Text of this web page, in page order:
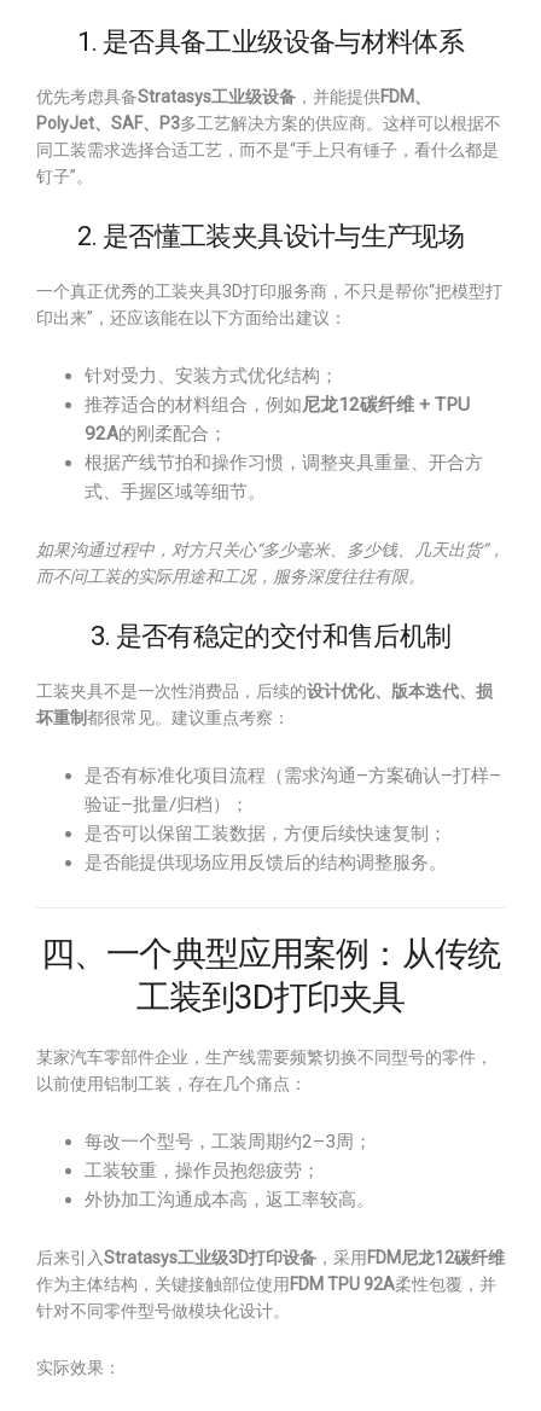
1. 是否具备工业级设备与材料体系
优先考虑具备Stratasys工业级设备 ，并能提供FDM、
PolyJet、SAF、P3多工艺解决方案的供应商。这样可以根据不
同工装需求选择合适工艺，而不是“手上只有锤子，看什么都是
钉子”。
2. 是否懂工装夹具设计与生产现场
一个真正优秀的工装夹具3D打印服务商，不只是帮你“把模型打
印出来”，还应该能在以下方面给出建议：
针对受力、安装方式优化结构；
推荐适合的材料组合，例如尼龙12碳纤维 + TPU
92A的刚柔配合；
根据产线节拍和操作习惯，调整夹具重量、开合方
式、手握区域等细节。
如果沟通过程中，对方只关心“多少毫米、多少钱、几天出货”，
而不问工装的实际用途和工况，服务深度往往有限。
3. 是否有稳定的交付和售后机制
工装夹具不是一次性消费品，后续的设计优化、版本迭代、损
坏重制都很常见。建议重点考察：
是否有标准化项目流程（需求沟通–方案确认–打样–
验证–批量/归档）；
是否可以保留工装数据，方便后续快速复制；
是否能提供现场应用反馈后的结构调整服务。
四、一个典型应用案例：从传统
工装到3D打印夹具
某家汽车零部件企业，生产线需要频繁切换不同型号的零件，
以前使用铝制工装，存在几个痛点：
每改一个型号，工装周期约2–3周；
工装较重，操作员抱怨疲劳；
外协加工沟通成本高，返工率较高。
后来引入Stratasys工业级3D打印设备 ，采用 FDM尼龙12碳纤维
作为主体结构，关键接触部位使用 FDM TPU 92A柔性包覆，并
针对不同零件型号做模块化设计。
实际效果：